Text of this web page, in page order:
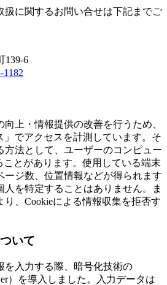
扱に関するお問い合せは下記までご
139-6
1182
上・情報提供の改善を行うため、
」でアクセスを計測しています。そ
方法として、ユーザーのコンピュー
ことがあります。使用している端末
ージ数、位置情報などが得られます
人を特定することはありません。ま
、Cookieによる情報収集を拒否す
いて
を入力する際、暗号化技術の
）を導入しました。入力データは